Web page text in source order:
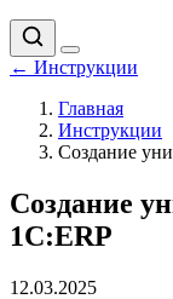
← Инструкции
Главная
Инструкции
Создание
Создание
1С:ERP
12.03.2025